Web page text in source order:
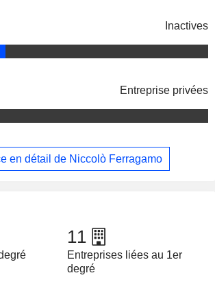
Inactives
Entreprise privées
en détail de Niccolò Ferragamo
11
Entreprises liées au 1er
degré